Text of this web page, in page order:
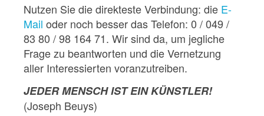
Nutzen Sie die direkteste Verbindung: die E-
Mail oder noch besser das Telefon: 0 / 049 /
83 80 / 98 164 71. Wir sind da, um jegliche
Frage zu beantworten und die Vernetzung
aller Interessierten voranzutreiben.
JEDER MENSCH IST EIN KÜNSTLER!
(Joseph Beuys)